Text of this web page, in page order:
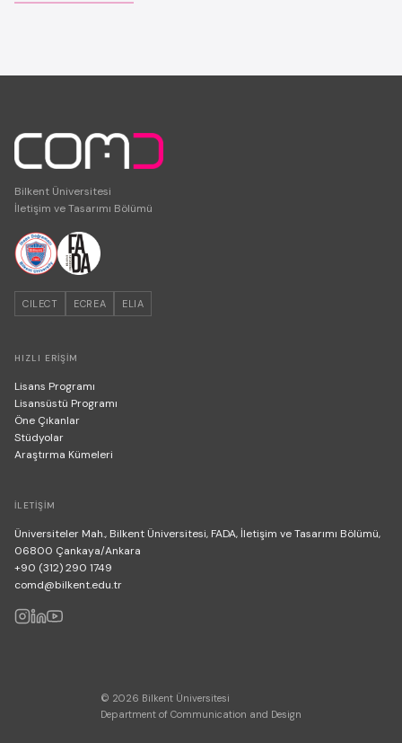
Bilkent Üniversitesi
İletişim ve Tasarımı Bölümü
CILECT ECREA ELIA
HIZLI ERIŞIM
Lisans Programı
Lisansüstü Programı
Öne Çıkanlar
Stüdyolar
Araştırma Kümeleri
İLETIŞIM
Üniversiteler Mah., Bilkent Üniversitesi, FADA, İletişim ve Tasarımı Bölümü,
06800 Çankaya/Ankara
+90 (312) 290 1749
comd@bilkent.edu.tr
© 2026 Bilkent Üniversitesi
Department of Communication and Design